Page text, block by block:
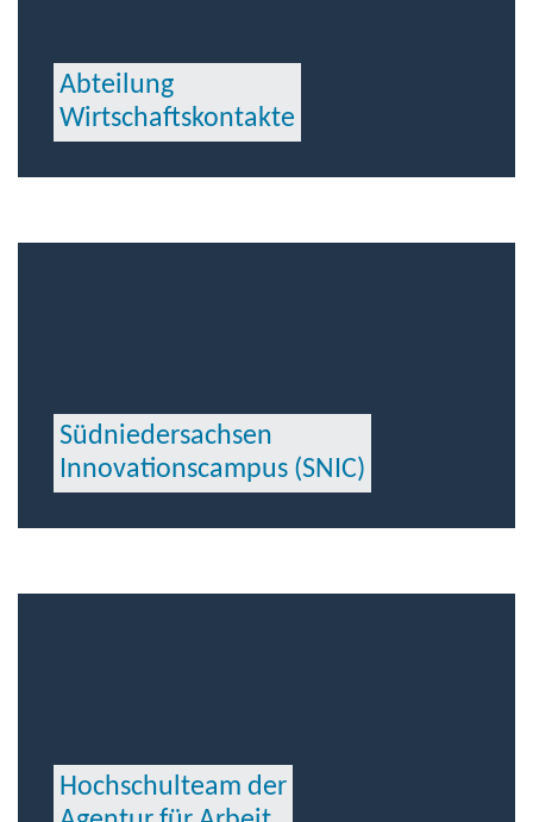
Abteilung
Wirtschaftskontakte
Südniedersachsen
Innovationscampus (SNIC)
Hochschulteam der